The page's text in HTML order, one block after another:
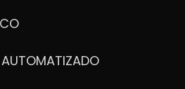
AUTOMATIZADO